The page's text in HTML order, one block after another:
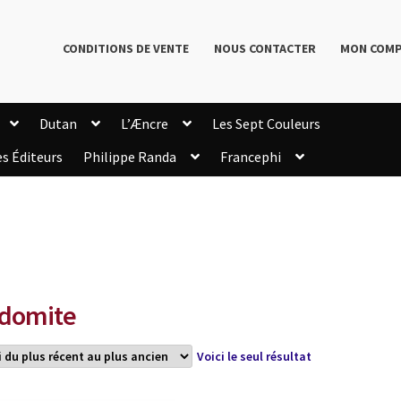
CONDITIONS DE VENTE NOUS CONTACTER MON
Dutan L’Æncre
Les Sept Couleurs
Éditeurs Philippe Randa
Francephi
Voici le seul résultat